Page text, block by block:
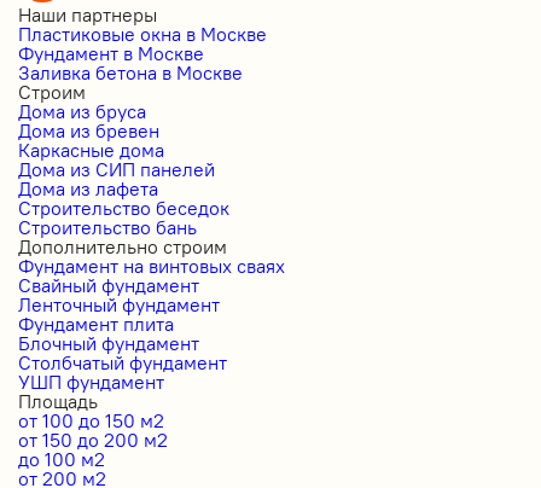
Наши партнеры
Пластиковые окна в Москве
Фундамент в Москве
Заливка бетона в Москве
Строим
Дома из бруса
Дома из бревен
Каркасные дома
Дома из СИП панелей
Дома из лафета
Строительство беседок
Строительство бань
Дополнительно строим
Фундамент на винтовых сваях
Свайный фундамент
Ленточный фундамент
Фундамент плита
Блочный фундамент
Столбчатый фундамент
УШП фундамент
Площадь
от 100 до 150 м2
от 150 до 200 м2
до 100 м2
от 200 м2